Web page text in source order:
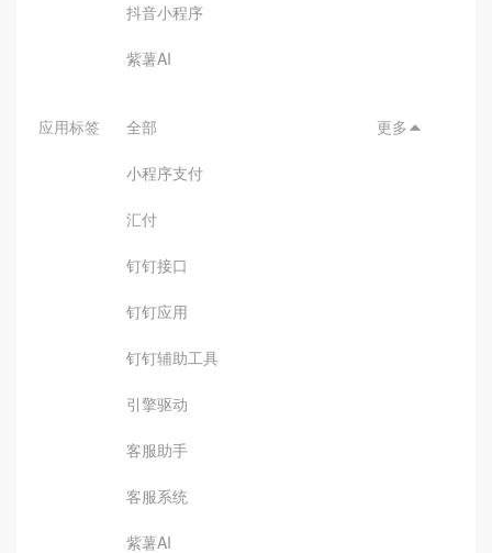
抖音小程序
紫薯AI
应用标签 全部
小程序支付
汇付
钉钉接口
钉钉应用
钉钉辅助工具
引擎驱动
客服助手
客服系统
紫薯AI
更多 